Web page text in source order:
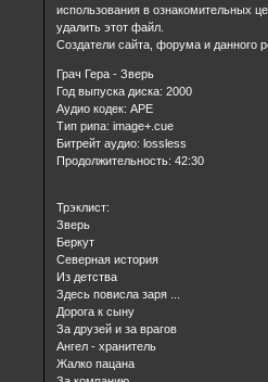
использования в ознакомительных
удалить этот файл.
Создатели сайта, форума и данного
Грач Гера - Зверь
Год выпуска диска: 2000
Аудио кодек: APE
Тип рипа: image+.cue
Битрейт аудио: lossless
Продолжительность: 42:30
Трэклист:
Зверь
Беркут
Северная история
Из детства
Здесь повисла заря ...
Дорога к сыну
За друзей и за врагов
Ангел - хранитель
Жалко пацана